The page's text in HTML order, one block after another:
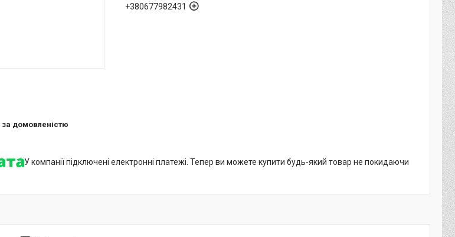
+380677982431
за домовленістю
У компанії підключені електронні платежі. Тепер ви можете купити будь-який товар не покидаючи